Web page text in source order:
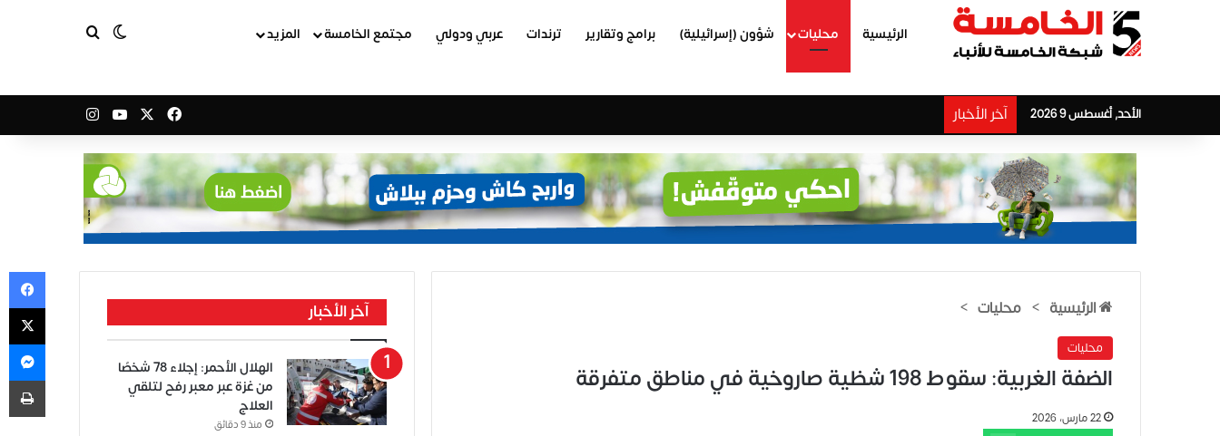
الرئيسية محليات شؤون (إسرائيلية) برامج وتقارير ترندات عربي ودولي مجتمع الخامسة المزيد الوضع المظلم
بحث عن
الأحد, أغسطس 9 2026 آخر الأخبار فيسبوك‫YouTube
انستقرام
الرئيسية > محليات >
محليات
الضفة الغربية: سقوط 198 شظية صاروخية في مناطق متفرقة
22 مارس، 2026
آخر الأخبار
الهلال الأحمر: إجلاء 78 شخصًا
من غزة عبر معبر رفح لتلقي
العلاج
منذ 9 دقائق
‫X